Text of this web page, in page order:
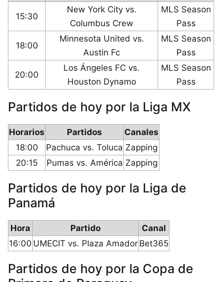
15:30
New York City vs.
Columbus Crew
MLS Season
Pass
18:00
Minnesota United vs.
Austin Fc
MLS Season
Pass
20:00
Los Ángeles FC vs.
Houston Dynamo
MLS Season
Pass
Partidos de hoy por la Liga MX
Horarios Partidos
Canales
18:00
Pachuca vs. Toluca Zapping
20:15
Pumas vs. América Zapping
Partidos de hoy por la Liga de
Panamá
Hora Partido
Canal
16:00 UMECIT vs. Plaza Amador Bet365
Partidos de hoy por la Copa de